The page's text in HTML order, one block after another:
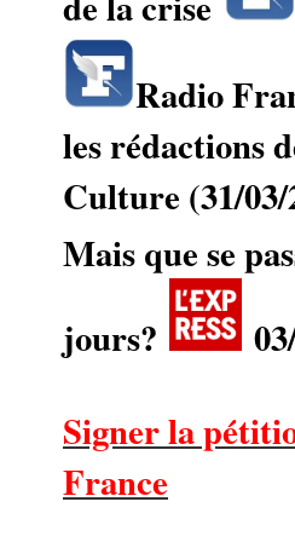
Radio
les rédactions
Culture (31/03/
Mais que se
jours?
Signer la
France